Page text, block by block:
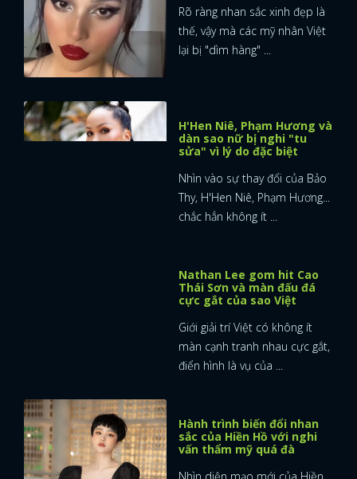
x
ĐĂNG NHẬP
Rõ ràng nhan sắc xinh đẹp là
thế, vậy mà các mỹ nhân Việt
lại bị "dìm hàng" ...
H'Hen Niê, Phạm Hương và
dàn sao nữ bị nghi "tu
sửa" vì lý do đặc biệt
Nhìn vào sự thay đổi của Bảo
Thy, H'Hen Niê, Phạm Hương...
chắc hẳn không ít ...
Nathan Lee gom hit Cao
Thái Sơn và màn đấu đá
cực gắt của sao Việt
Giới giải trí Việt có không ít
màn cạnh tranh nhau cực gắt,
điển hình là vụ của ...
Hành trình biến đổi nhan
sắc của Hiền Hồ với nghi
vấn thẩm mỹ quá đà
Nhìn diện mạo mới của Hiền